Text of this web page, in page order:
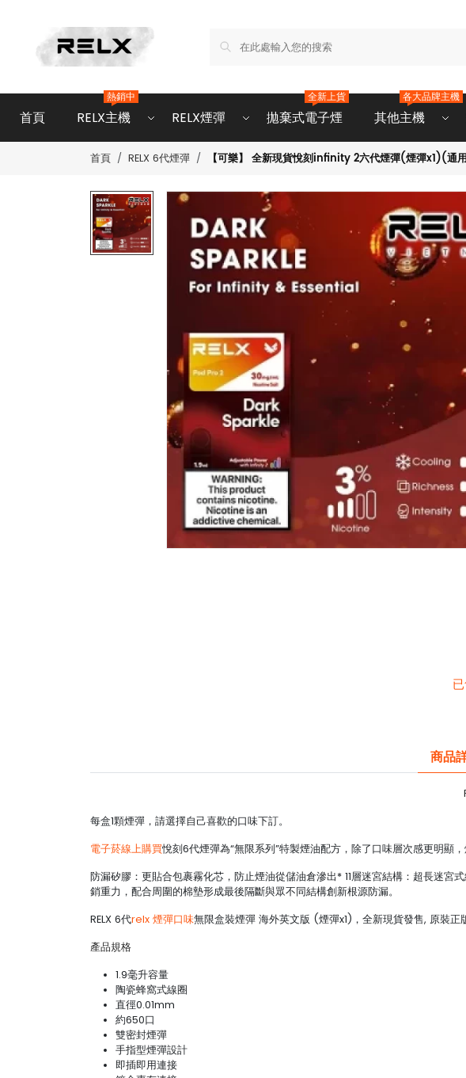
首頁 RELX主機
熱銷中
RELX煙彈 拋棄式電子煙
全新上貨
其他主機
各大品牌主機
首頁 RELX 6代煙彈 【可樂】 全新現貨悅刻infinity 2六代煙彈(煙彈x1)(通
商品
每盒1顆煙彈，請選擇自己喜歡的口味下訂。
電子菸線上購買悅刻6代煙彈為“無限系列”特製煙油配方，除了口味層次感更明顯
防漏矽膠：更貼合包裹霧化芯，防止煙油從儲油倉滲出* 11層迷宮結構：超長迷
銷重力，配合周圍的棉墊形成最後隔斷與眾不同結構創新根源防漏。
RELX 6代relx 煙彈口味無限盒裝煙彈 海外英文版 (煙彈x1)，全新現貨發售, 原裝正
產品規格
1.9毫升容量
陶瓷蜂窩式線圈
直徑0.01mm
約650口
雙密封煙彈
手指型煙彈設計
即插即用連接